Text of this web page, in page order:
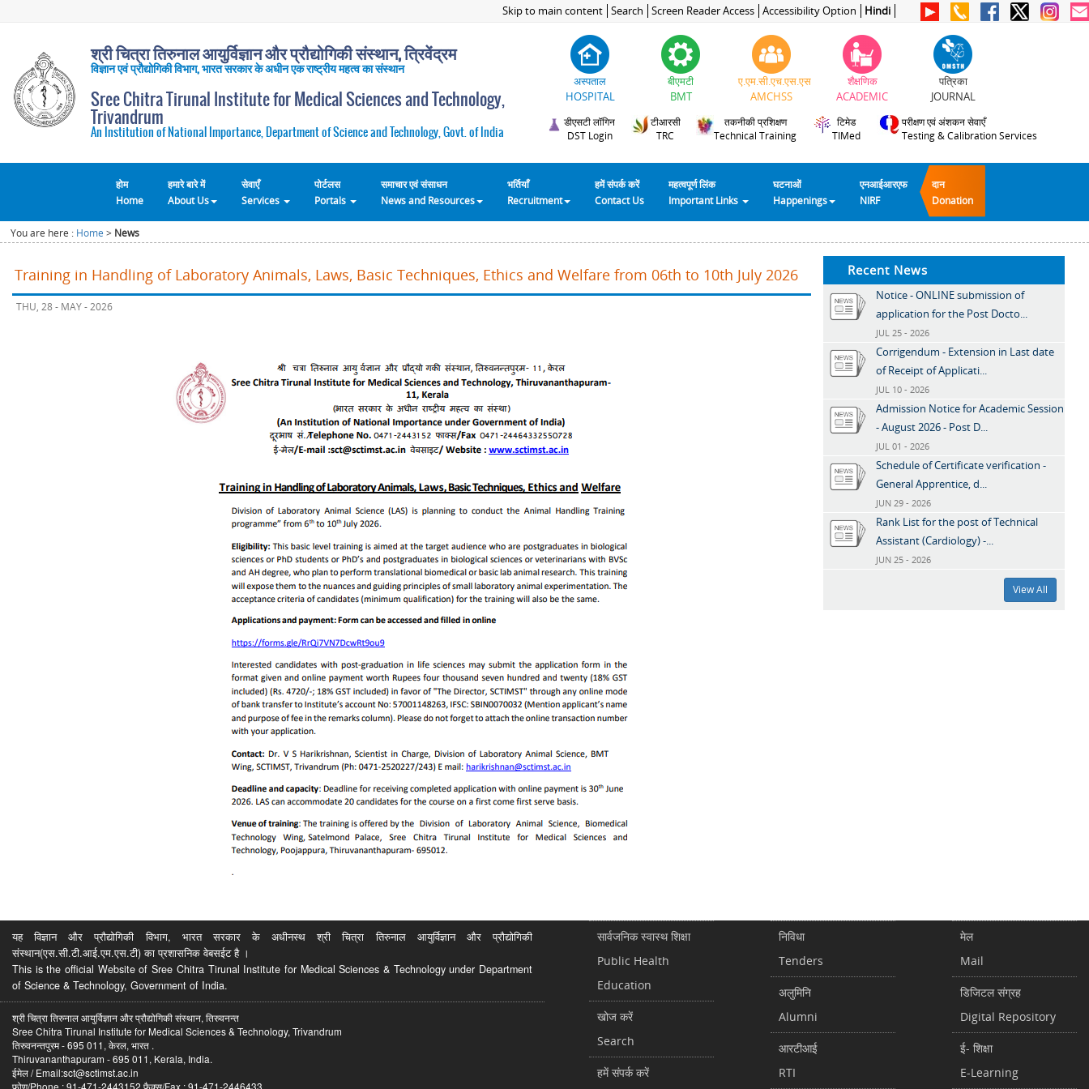
Skip to main content Search Screen Reader Access Accessibility Option Hindi
श्री चित्रा तिरुनाल आयुर्विज्ञान और प्रौद्योगिकी संस्थान, त्रिवेंद्रम
विज्ञान एवं प्रौद्योगिकी विभाग, भारत सरकार के अधीन एक राष्ट्रीय महत्व का संस्थान
Sree Chitra Tirunal Institute for Medical Sciences and Technology,
Trivandrum
An Institution of National Importance, Department of Science and Technology, Govt. of India
अस्पताल
HOSPITAL
बीएमटी
BMT
ए.एम.सी.एच.एस.एस
AMCHSS
शैक्षणिक
ACADEMIC
पत्रिका
JOURNAL
डीएसटी लॉगिन
DST Login
टीआरसी
TRC
तकनीकी प्रशिक्षण
Technical Training
टिमेड
TIMed
परीक्षण एवं अंशकन सेवाएँ
Testing & Calibration Services
होम
Home
हमारे बारे में
About Us
सेवाएँ
Services
पोर्टलस
Portals
समाचार एवं संसाधन
News and Resources
भर्तियाँ
Recruitment
हमें संपर्क करें
Contact Us
महत्वपूर्ण लिंक
Important Links
घटनाओं
Happenings
एनआईआरएफ
NIRF
दान
Donation
You are here : Home > News
Training in Handling of Laboratory Animals, Laws, Basic Techniques, Ethics and Welfare from 06th to 10th July 2026
THU, 28 - MAY - 2026
Recent News
Notice - ONLINE submission of
application for the Post Docto...
JUL 25 - 2026
Corrigendum - Extension in Last date
of Receipt of Applicati...
JUL 10 - 2026
Admission Notice for Academic Session
- August 2026 - Post D...
JUL 01 - 2026
Schedule of Certificate verification -
General Apprentice, d...
JUN 29 - 2026
Rank List for the post of Technical
Assistant (Cardiology) -...
JUN 25 - 2026
View All
यह विज्ञान और प्रौद्योगिकी विभाग, भारत सरकार के अधीनस्थ श्री चित्रा तिरुनाल आयुर्विज्ञान और प्रौद्योगिकी
संस्थान(एस.सी.टी.आई.एम.एस.टी) का प्रशासनिक वेबसईट है ।
This is the official Website of Sree Chitra Tirunal Institute for Medical Sciences & Technology under Department
of Science & Technology, Government of India.
श्री चित्रा तिरुनाल आयुर्विज्ञान और प्रौद्योगिकी संस्थान, तिरुवनन्त
Sree Chitra Tirunal Institute for Medical Sciences & Technology, Trivandrum
तिरुवनन्तपुरम - 695 011, केरल, भारत .
Thiruvananthapuram - 695 011, Kerala, India.
ईमेल / Email:sct@sctimst.ac.in
फोण/Phone : 91-471-2443152 फैक्स/Fax : 91-471-2446433
सार्वजनिक स्वास्थ शिक्षा
Public Health
Education
खोज करें
Search
हमें संपर्क करें
निविधा
Tenders
अलुमिनि
Alumni
आरटीआई
RTI
मेल
Mail
डिजिटल संग्रह
Digital Repository
ई- शिक्षा
E-Learning